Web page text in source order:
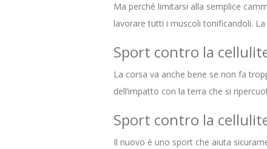
Ma perché limitarsi alla semplice
lavorare tutti i muscoli tonificandoli.
Sport contro la
La corsa va anche bene se non fa
dell’impatto con la terra che si
Sport contro la
Il nuovo è uno sport che aiuta